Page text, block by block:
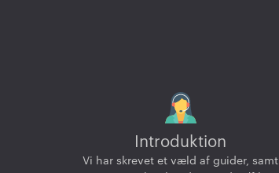
Introduktion
Vi har skrevet et væld af guider, samt